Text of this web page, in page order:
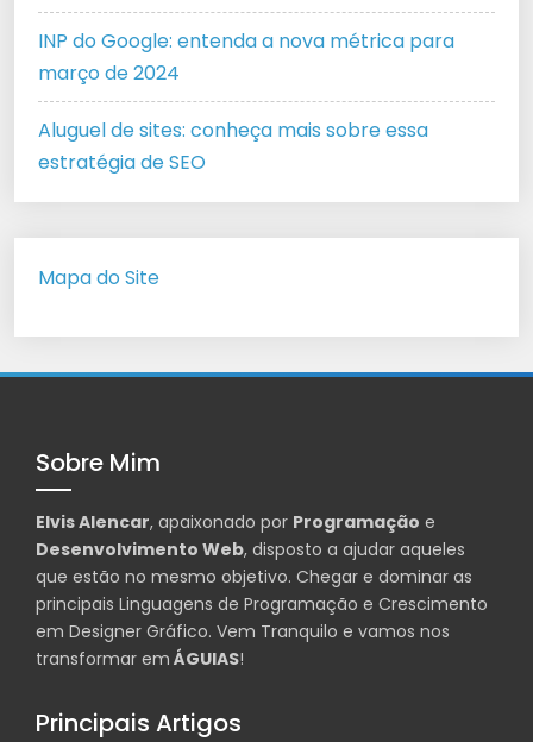
INP do Google: entenda a nova métrica para
março de 2024
Aluguel de sites: conheça mais sobre essa
estratégia de SEO
Mapa do Site
Sobre Mim
Elvis Alencar, apaixonado por Programação e
Desenvolvimento Web, disposto a ajudar aqueles
que estão no mesmo objetivo. Chegar e dominar as
principais Linguagens de Programação e Crescimento
em Designer Gráfico. Vem Tranquilo e vamos nos
transformar em ÁGUIAS!
Principais Artigos